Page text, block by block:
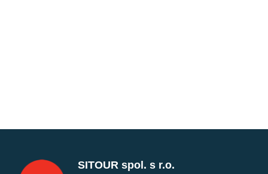
SITOUR spol. s r.o.